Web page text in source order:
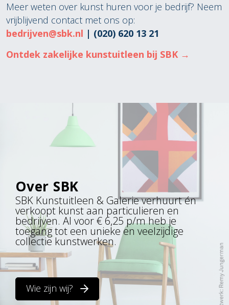
Meer weten over kunst huren voor je bedrijf? Neem
vrijblijvend contact met ons op:
bedrijven@sbk.nl | (020) 620 13 21
Ontdek zakelijke kunstuitleen bij SBK →
Over SBK
SBK Kunstuitleen & Galerie verhuurt én
verkoopt kunst aan particulieren en
bedrijven. Al voor € 6,25 p/m heb je
toegang tot een unieke en veelzijdige
collectie kunstwerken.
Wie zijn wij?